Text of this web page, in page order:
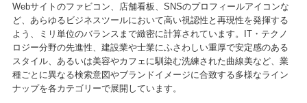
Webサイトのファビコン、店舗看板、SNSのプロフィールアイコンな
ど、あらゆるビジネスツールにおいて高い視認性と再現性を発揮する
よう、ミリ単位のバランスまで緻密に計算されています。IT・テクノ
ロジー分野の先進性、建設業や士業にふさわしい重厚で安定感のある
スタイル、あるいは美容やカフェに馴染む洗練された曲線美など、業
種ごとに異なる検索意図やブランドイメージに合致する多様なライン
ナップを各カテゴリーで展開しています。